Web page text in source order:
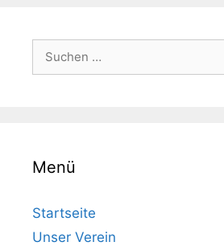
Menü
Startseite
Unser Verein